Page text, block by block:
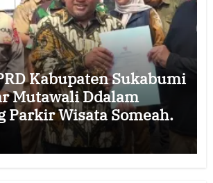
Kabupaten Sukabumi
Mutawali Ddalam
Parkir Wisata Someah.